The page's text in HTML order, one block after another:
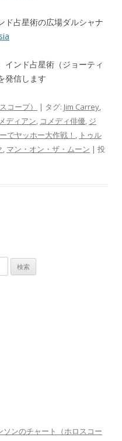
ド占星術の広場ダルシャナ
インド占星術（ジョーティ
発信します
コープ） | タグ: Jim Carrey,
ディアン, コメディ俳優, ジ
でヤッホー大作戦！ , トゥル
, マン・オン・ザ・ムーン | 投
ンのチャート（ホロスコー